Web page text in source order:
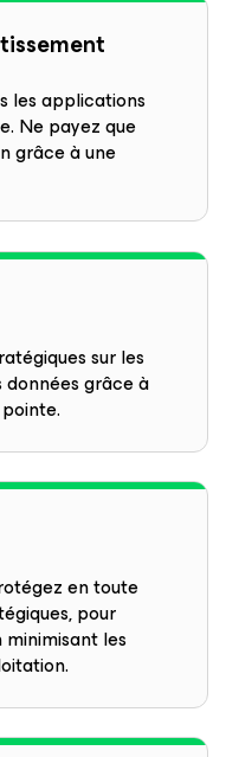
les applications
Ne payez que
grâce à une
sur les
grâce à
en toute
pour
les